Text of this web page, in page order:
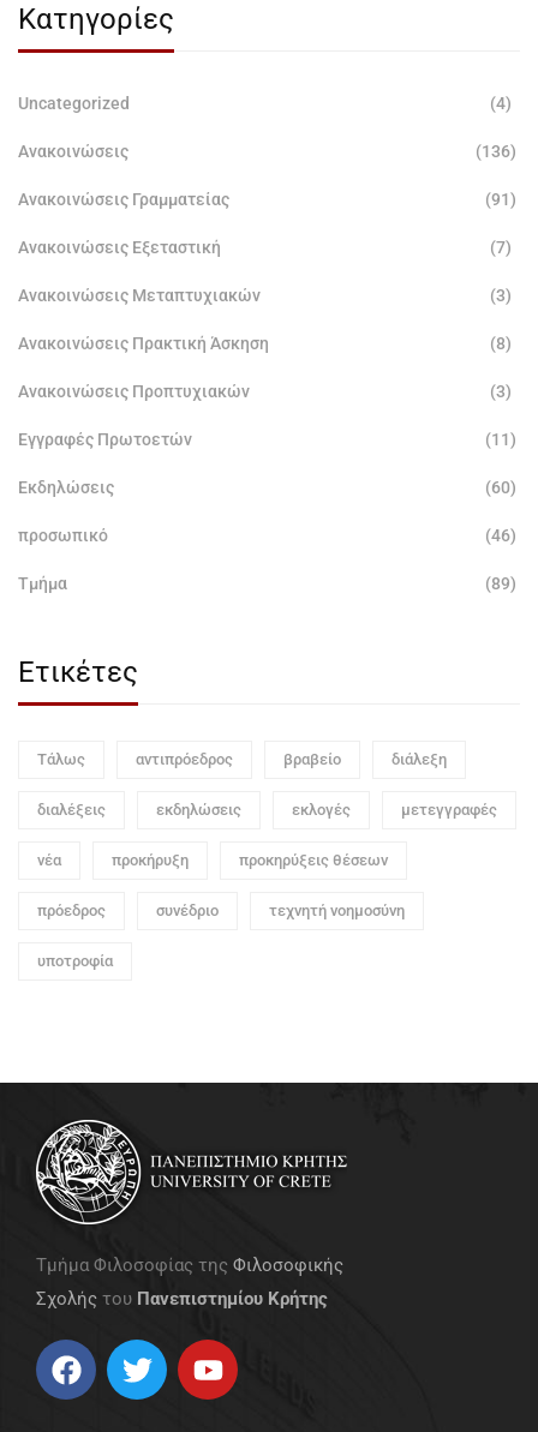
Κατηγορίες
Uncategorized (4)
Ανακοινώσεις (136)
Ανακοινώσεις Γραμματείας (91)
Ανακοινώσεις Εξεταστική (7)
Ανακοινώσεις Μεταπτυχιακών (3)
Ανακοινώσεις Πρακτική Άσκηση (8)
Ανακοινώσεις Προπτυχιακών (3)
Εγγραφές Πρωτοετών (11)
Εκδηλώσεις (60)
προσωπικό (46)
Τμήμα (89)
Ετικέτες
Τάλως αντιπρόεδρος βραβείο διάλεξη
διαλέξεις εκδηλώσεις εκλογές μετεγγραφές
νέα προκήρυξη προκηρύξεις θέσεων
πρόεδρος συνέδριο τεχνητή νοημοσύνη
υποτροφία
Τμήμα Φιλοσοφίας της Φιλοσοφικής
Σχολής του Πανεπιστημίου Κρήτης